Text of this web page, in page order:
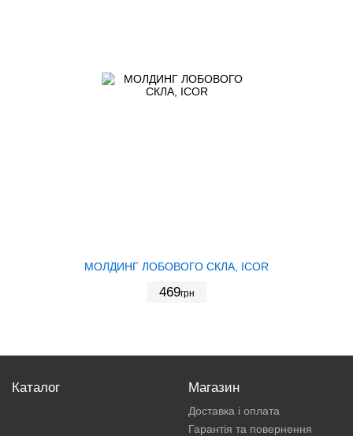
МОЛДИНГ ЛОБОВОГО СКЛА, ICOR
469грн
Каталог Магазин
Доставка і оплата
Гарантія та повернення